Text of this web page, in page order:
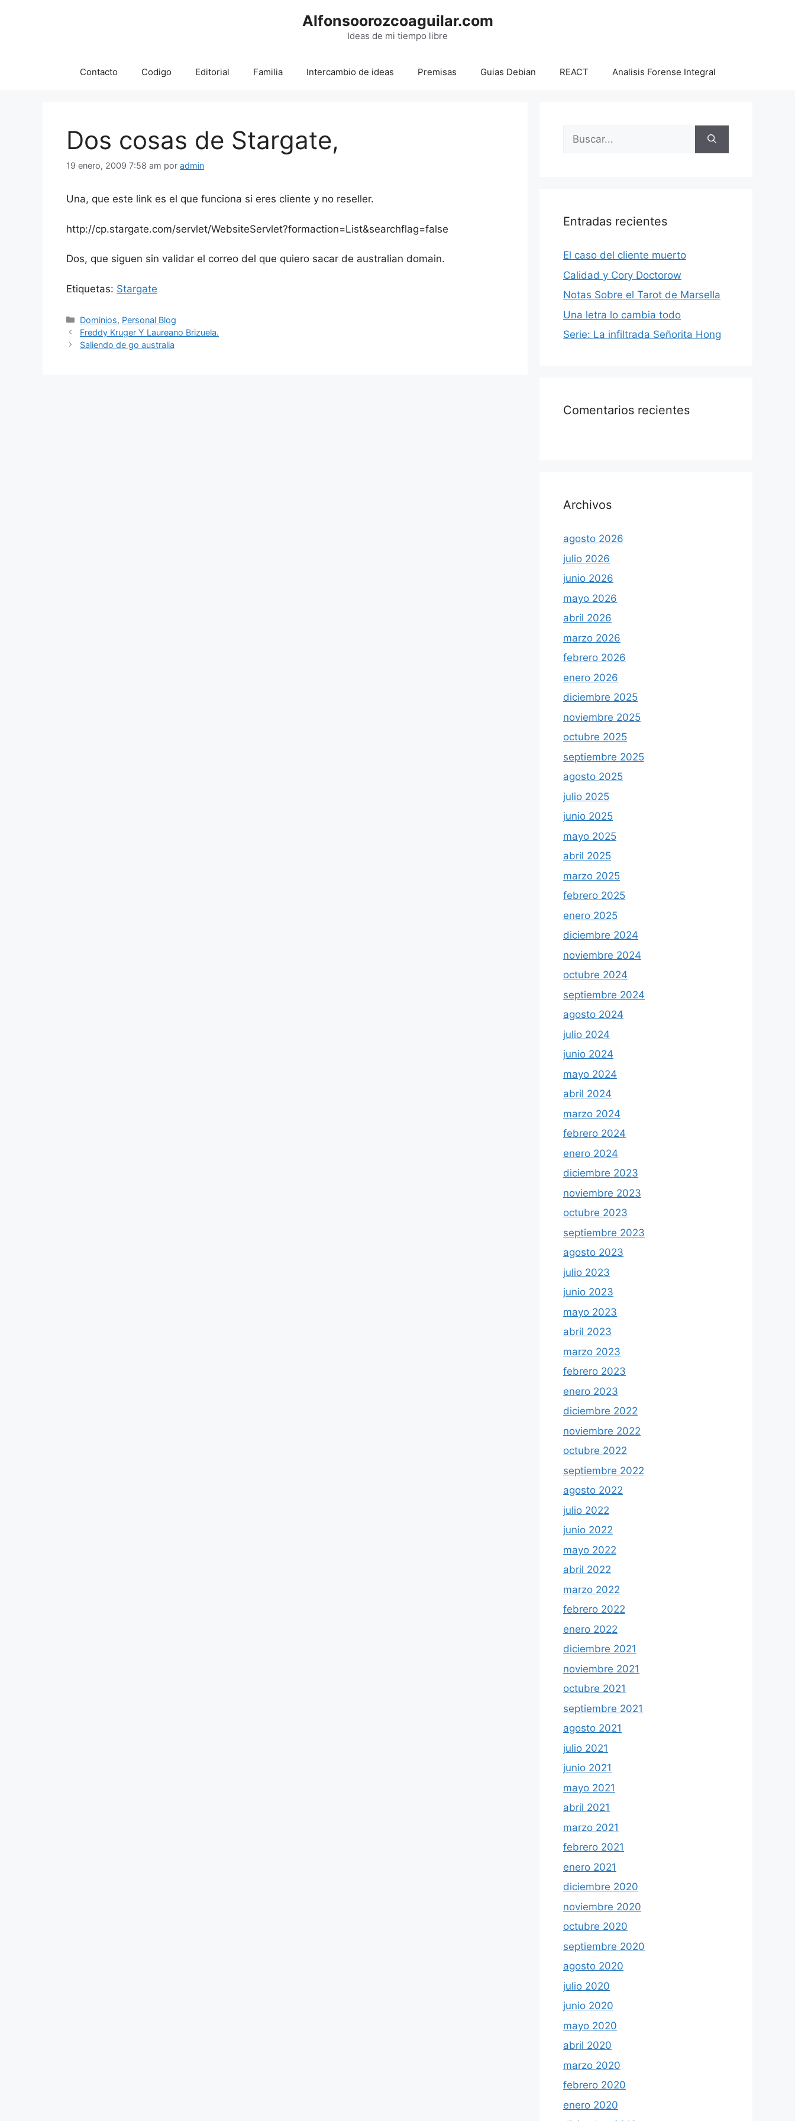
Alfonsoorozcoaguilar.com
Ideas de mi tiempo libre
Contacto Codigo Editorial Familia Intercambio de ideas Premisas Guias Debian REACT Analisis Forense Integral
Dos cosas de Stargate,
19 enero, 2009 7:58 am por admin
Una, que este link es el que funciona si eres cliente y no reseller.
http://cp.stargate.com/servlet/WebsiteServlet?formaction=List&searchflag=false
Dos, que siguen sin validar el correo del que quiero sacar de australian domain.
Etiquetas: Stargate
Categorías
Dominios, Personal Blog
Freddy Kruger Y Laureano Brizuela.
Saliendo de go australia
Buscar:
Entradas recientes
El caso del cliente muerto
Calidad y Cory Doctorow
Notas Sobre el Tarot de Marsella
Una letra lo cambia todo
Serie: La infiltrada Señorita Hong
Comentarios recientes
Archivos
agosto 2026
julio 2026
junio 2026
mayo 2026
abril 2026
marzo 2026
febrero 2026
enero 2026
diciembre 2025
noviembre 2025
octubre 2025
septiembre 2025
agosto 2025
julio 2025
junio 2025
mayo 2025
abril 2025
marzo 2025
febrero 2025
enero 2025
diciembre 2024
noviembre 2024
octubre 2024
septiembre 2024
agosto 2024
julio 2024
junio 2024
mayo 2024
abril 2024
marzo 2024
febrero 2024
enero 2024
diciembre 2023
noviembre 2023
octubre 2023
septiembre 2023
agosto 2023
julio 2023
junio 2023
mayo 2023
abril 2023
marzo 2023
febrero 2023
enero 2023
diciembre 2022
noviembre 2022
octubre 2022
septiembre 2022
agosto 2022
julio 2022
junio 2022
mayo 2022
abril 2022
marzo 2022
febrero 2022
enero 2022
diciembre 2021
noviembre 2021
octubre 2021
septiembre 2021
agosto 2021
julio 2021
junio 2021
mayo 2021
abril 2021
marzo 2021
febrero 2021
enero 2021
diciembre 2020
noviembre 2020
octubre 2020
septiembre 2020
agosto 2020
julio 2020
junio 2020
mayo 2020
abril 2020
marzo 2020
febrero 2020
enero 2020